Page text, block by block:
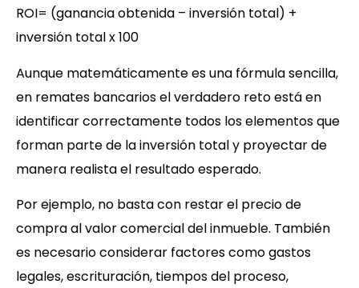
ROI= (ganancia obtenida – inversión total) +
inversión total x 100
Aunque matemáticamente es una fórmula sencilla,
en remates bancarios el verdadero reto está en
identificar correctamente todos los elementos que
forman parte de la inversión total y proyectar de
manera realista el resultado esperado.
Por ejemplo, no basta con restar el precio de
compra al valor comercial del inmueble. También
es necesario considerar factores como gastos
legales, escrituración, tiempos del proceso,